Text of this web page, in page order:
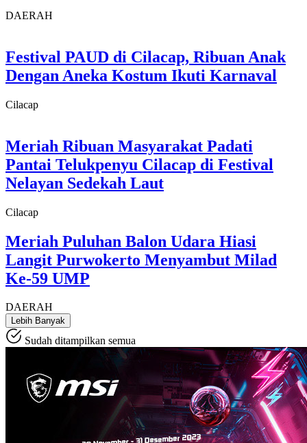
DAERAH
Festival PAUD di Cilacap, Ribuan Anak
Dengan Aneka Kostum Ikuti Karnaval
Cilacap
Meriah Ribuan Masyarakat Padati
Pantai Telukpenyu Cilacap di Festival
Nelayan Sedekah Laut
Cilacap
Meriah Puluhan Balon Udara Hiasi
Langit Purwokerto Menyambut Milad
Ke-59 UMP
DAERAH
Lebih Banyak
Sudah ditampilkan semua